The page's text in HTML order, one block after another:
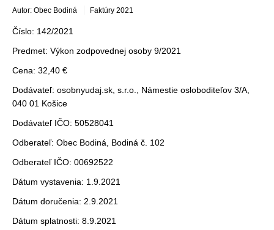
Autor: Obec Bodiná Faktúry 2021
Číslo: 142/2021
Predmet: Výkon zodpovednej osoby 9/2021
Cena: 32,40 €
Dodávateľ: osobnyudaj.sk, s.r.o., Námestie osloboditeľov 3/A,
040 01 Košice
Dodávateľ IČO: 50528041
Odberateľ: Obec Bodiná, Bodiná č. 102
Odberateľ IČO: 00692522
Dátum vystavenia: 1.9.2021
Dátum doručenia: 2.9.2021
Dátum splatnosti: 8.9.2021